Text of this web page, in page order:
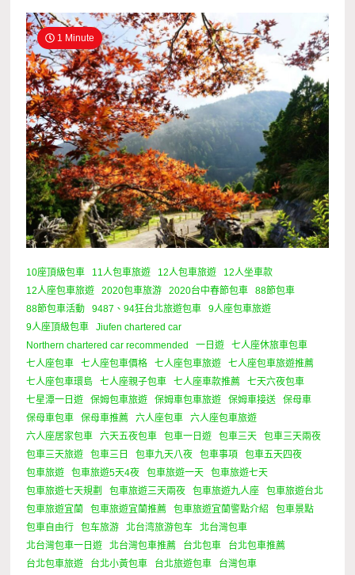
1 Minute
10座頂級包車 11人包車旅遊 12人包車旅遊
12人坐車款
12人座包車旅遊
2020包車旅游 2020台中春節包車
88節包車
88節包車活動
9487、94狂台北旅遊包車
9人座包車旅遊
9人座頂級包車
Jiufen chartered car
Northern chartered car recommended
一日遊
七人座休旅車包車
七人座包車
七人座包車價格 七人座包車旅遊
七人座包車旅遊推薦
七人座包車環島
七人座親子包車 七人座車款推薦
七天六夜包車
七星潭一日遊
保姆包車旅遊 保姆車包車旅遊 保姆車接送
保母車
保母車包車
保母車推薦 六人座包車
六人座包車旅遊
六人座居家包車
六天五夜包車 包車一日遊 包車三天
包車三天兩夜
包車三天旅遊
包車三日 包車九天八夜 包車事項
包車五天四夜
包車旅遊
包車旅遊5天4夜 包車旅遊一天
包車旅遊七天
包車旅遊七天規劃
包車旅遊三天兩夜 包車旅遊九人座
包車旅遊台北
包車旅遊宜蘭
包車旅遊宜蘭推薦 包車旅遊宜蘭警點介紹
包車景點
包車自由行
包车旅游 北台湾旅游包车
北台灣包車
北台灣包車一日遊
北台灣包車推薦 台北包車
台北包車推薦
台北包車旅遊
台北小黃包車 台北旅遊包車
台灣包車